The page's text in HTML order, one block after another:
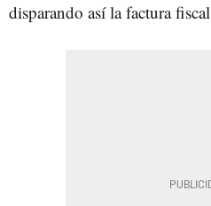
disparando así la factura